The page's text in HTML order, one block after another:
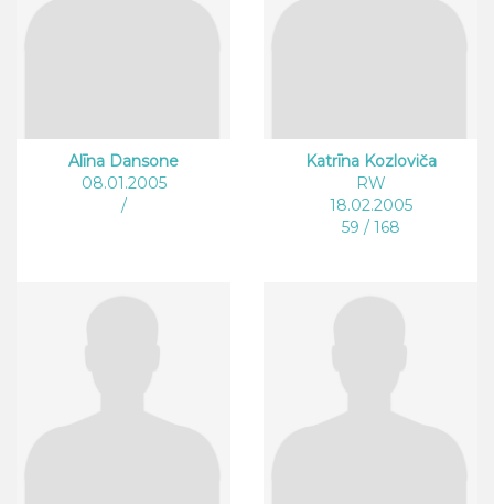
Alīna Dansone
08.01.2005
/
Katrīna Kozloviča
RW
18.02.2005
59 / 168